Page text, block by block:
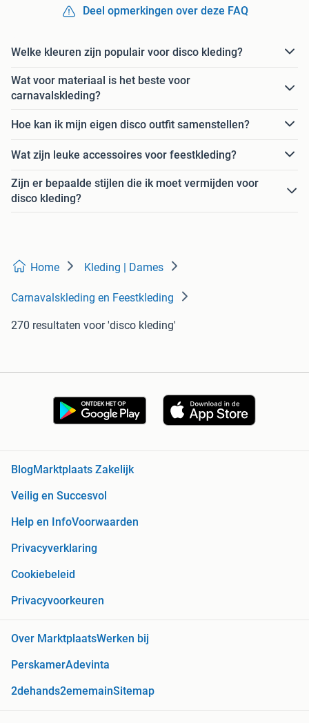
Deel opmerkingen over deze FAQ
Welke kleuren zijn populair voor disco kleding?
Wat voor materiaal is het beste voor
carnavalskleding?
Hoe kan ik mijn eigen disco outfit samenstellen?
Wat zijn leuke accessoires voor feestkleding?
Zijn er bepaalde stijlen die ik moet vermijden voor
disco kleding?
Home Kleding | Dames
Carnavalskleding en Feestkleding
270 resultaten voor 'disco kleding'
Blog Marktplaats Zakelijk
Veilig en Succesvol
Help en InfoVoorwaarden
Privacyverklaring
Cookiebeleid
Privacyvoorkeuren
Over MarktplaatsWerken bij
PerskamerAdevinta
2dehands2ememainSitemap